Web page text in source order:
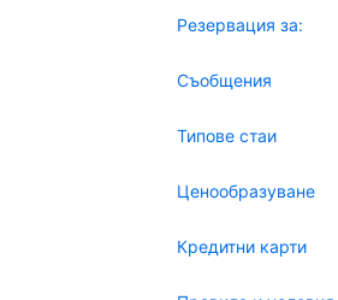
Резервация за:
Съобщения
Типове стаи
Ценообразуване
Кредитни карти